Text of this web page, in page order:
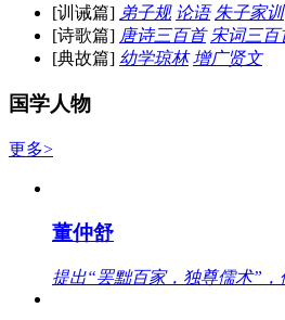
[训诫篇] 弟子规 论语 朱子家训
[诗歌篇] 唐诗三百首 宋词三百
[典故篇] 幼学琼林 增广贤文
国学人物
更多>
董仲舒
提出“罢黜百家，独尊儒术”